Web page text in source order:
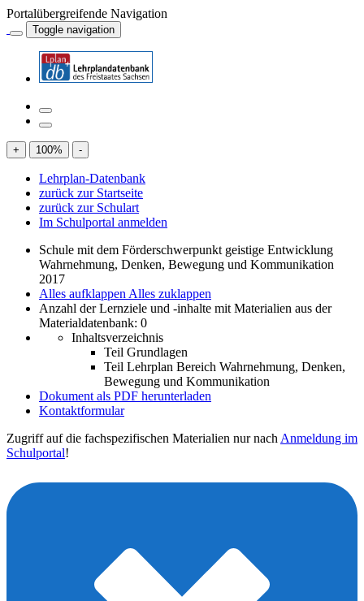
Portalübergreifende Navigation
Toggle navigation
+ 100% -
Lehrplan-Datenbank
zurück zur Startseite
zurück zur Schulart
Im Schulportal anmelden
Schule mit dem Förderschwerpunkt geistige Entwicklung
Wahrnehmung, Denken, Bewegung und Kommunikation
2017
Alles aufklappen Alles zuklappen
Anzahl der Lernziele und -inhalte mit Materialien aus der
Materialdatenbank: 0
Inhaltsverzeichnis
Teil Grundlagen
Teil Lehrplan Bereich Wahrnehmung, Denken,
Bewegung und Kommunikation
Dokument als PDF herunterladen
Kontaktformular
Zugriff auf die fachspezifischen Materialien nur nach Anmeldung im
Schulportal!